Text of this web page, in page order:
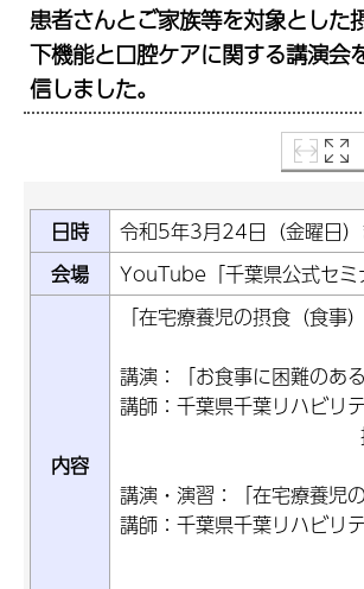
患者さんとご家族等を対象とした
下機能と口腔ケアに関する講演
信しました。
日時
令和5年3月24日（金曜日
会場
YouTube「千葉県公式セミ
内容
「在宅療養児の摂食（食事
講演：「お食事に困難のあ
講師：千葉県千葉リハビリ
講演・演習：「在宅療養児の
講師：千葉県千葉リハビリ